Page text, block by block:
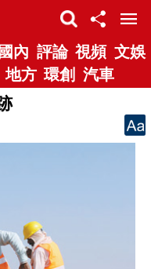
國內 評論 視頻 文娛
地方 環創 汽車